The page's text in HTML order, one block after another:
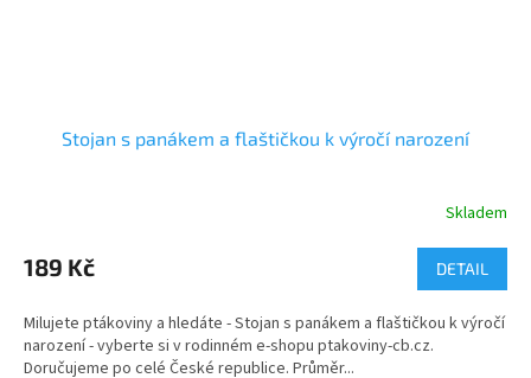
Stojan s panákem a flaštičkou k výročí narození
produktu
je
z
5
Skladem
189 Kč DETAIL
Milujete ptákoviny a hledáte - Stojan s panákem a flaštičkou k výročí
narození - vyberte si v rodinném e-shopu ptakoviny-cb.cz.
Doručujeme po celé České republice. Průměr...